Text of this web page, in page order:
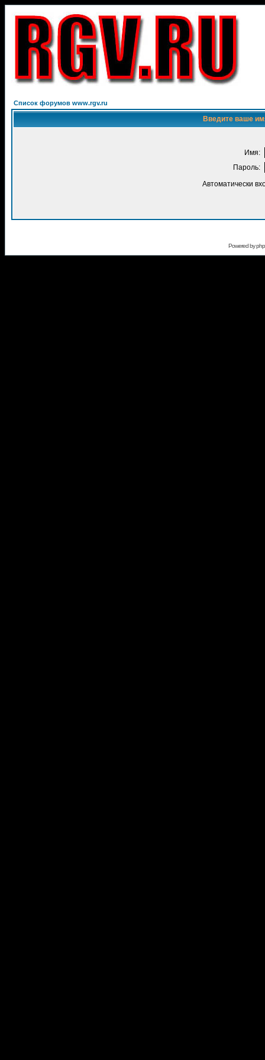
Список форумов www.rgv.ru
Введите ваше
Имя:
Пароль:
Автоматически
Powered by